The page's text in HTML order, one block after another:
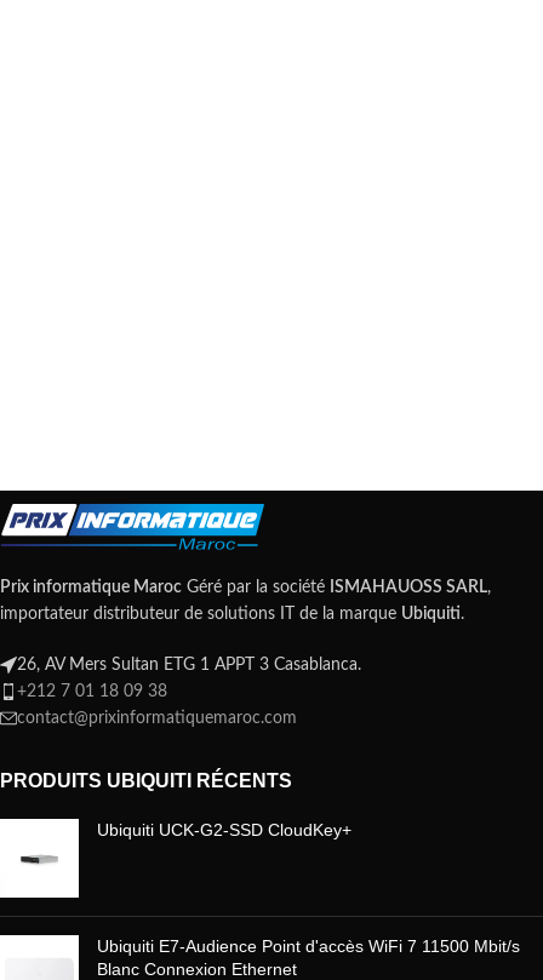
Prix informatique Maroc Géré par la société ISMAHAUOSS SARL,
importateur distributeur de solutions IT de la marque Ubiquiti.
26, AV Mers Sultan ETG 1 APPT 3 Casablanca.
+212 7 01 18 09 38
contact@prixinformatiquemaroc.com
PRODUITS UBIQUITI RÉCENTS
Ubiquiti UCK-G2-SSD CloudKey+
Ubiquiti E7-Audience Point d'accès WiFi 7 11500 Mbit/s
Blanc Connexion Ethernet